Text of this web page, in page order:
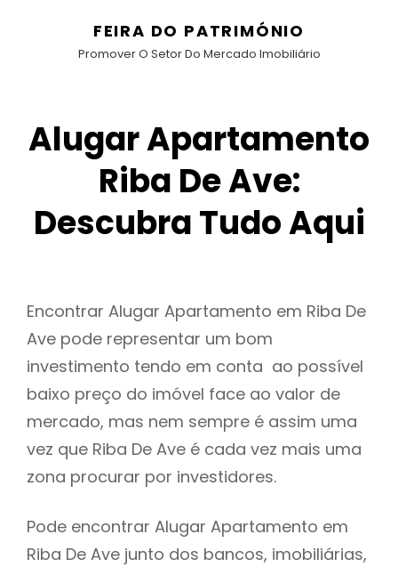
FEIRA DO PATRIMÓNIO
Promover O Setor Do Mercado Imobiliário
Alugar Apartamento
Riba De Ave:
Descubra Tudo Aqui
Encontrar Alugar Apartamento em Riba De
Ave pode representar um bom
investimento tendo em conta ao possível
baixo preço do imóvel face ao valor de
mercado, mas nem sempre é assim uma
vez que Riba De Ave é cada vez mais uma
zona procurar por investidores.
Pode encontrar Alugar Apartamento em
Riba De Ave junto dos bancos, imobiliárias,